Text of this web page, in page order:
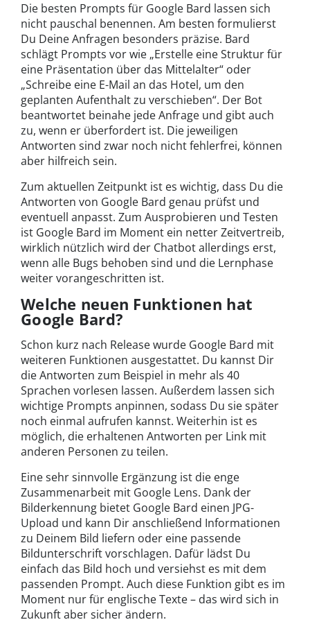
Die besten Prompts für Google Bard lassen sich
nicht pauschal benennen. Am besten formulierst
Du Deine Anfragen besonders präzise. Bard
schlägt Prompts vor wie „Erstelle eine Struktur für
eine Präsentation über das Mittelalter“ oder
„Schreibe eine E-Mail an das Hotel, um den
geplanten Aufenthalt zu verschieben“. Der Bot
beantwortet beinahe jede Anfrage und gibt auch
zu, wenn er überfordert ist. Die jeweiligen
Antworten sind zwar noch nicht fehlerfrei, können
aber hilfreich sein.
Zum aktuellen Zeitpunkt ist es wichtig, dass Du die
Antworten von Google Bard genau prüfst und
eventuell anpasst. Zum Ausprobieren und Testen
ist Google Bard im Moment ein netter Zeitvertreib,
wirklich nützlich wird der Chatbot allerdings erst,
wenn alle Bugs behoben sind und die Lernphase
weiter vorangeschritten ist.
Welche neuen Funktionen hat
Google Bard?
Schon kurz nach Release wurde Google Bard mit
weiteren Funktionen ausgestattet. Du kannst Dir
die Antworten zum Beispiel in mehr als 40
Sprachen vorlesen lassen. Außerdem lassen sich
wichtige Prompts anpinnen, sodass Du sie später
noch einmal aufrufen kannst. Weiterhin ist es
möglich, die erhaltenen Antworten per Link mit
anderen Personen zu teilen.
Eine sehr sinnvolle Ergänzung ist die enge
Zusammenarbeit mit Google Lens. Dank der
Bilderkennung bietet Google Bard einen JPG-
Upload und kann Dir anschließend Informationen
zu Deinem Bild liefern oder eine passende
Bildunterschrift vorschlagen. Dafür lädst Du
einfach das Bild hoch und versiehst es mit dem
passenden Prompt. Auch diese Funktion gibt es im
Moment nur für englische Texte – das wird sich in
Zukunft aber sicher ändern.